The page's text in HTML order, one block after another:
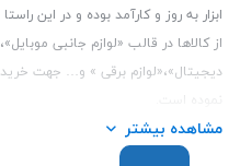
ابزار به روز و کارآمد بوده و در این
از کالاها در قالب «لوازم جانبی
دیجیتال»،«لوازم برقی » و… جهت
این فروشگاه تمام تلاش خود را نموده
عرضه نماید.
مشاهده بیشتر